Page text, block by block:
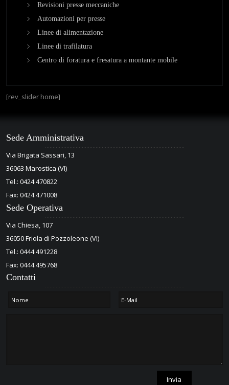
Revisioni presse meccaniche
Automazioni per presse
Linee di alimentazione
Linee di trafilatura
Centro di foratura e fresatura a montante mobile
[rev_slider home]
Sede Amministrativa
Via Brigata Sassari, 13
36063 Marostica (VI)
Tel.: 0424 470822
Fax: 0424 471008
Sede Operativa
Via Chiesa, 107
36050 Friola di Pozzoleone (VI)
Tel.: 0444 491228
Fax: 0444 495768
Contatti